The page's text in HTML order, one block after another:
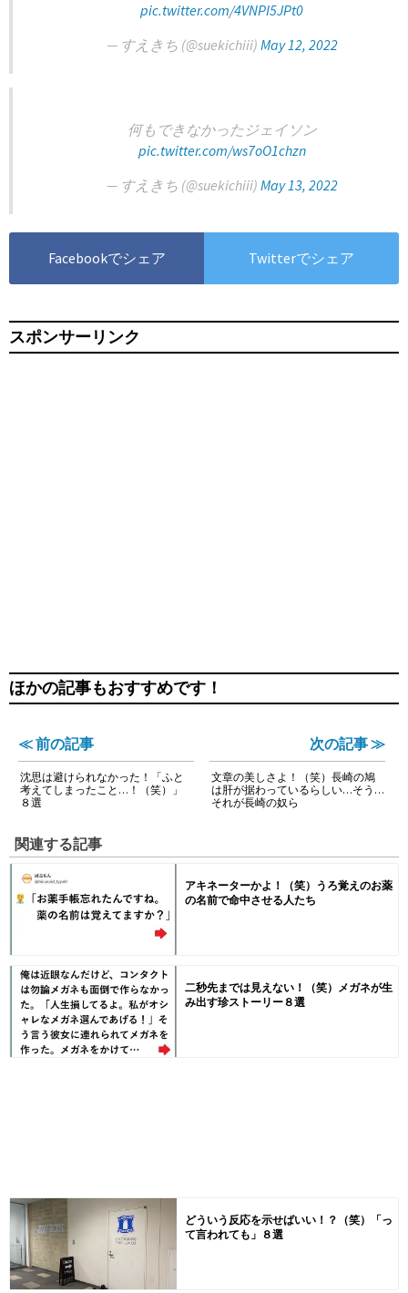
pic.twitter.com/4VNPI5JPt0
— すえきち (@suekichiii) May 12, 2022
何もできなかったジェイソン
pic.twitter.com/ws7oO1chzn
— すえきち (@suekichiii) May 13, 2022
Facebookでシェア Twitterでシェア
スポンサーリンク
ほかの記事もおすすめです！
≪ 前の記事
沈思は避けられなかった！「ふと
考えてしまったこと…！（笑）」
８選
次の記事 ≫
文章の美しさよ！（笑）長崎の鳩
は肝が据わっているらしい…そう…
それが長崎の奴ら
関連する記事
アキネーターかよ！（笑）うろ覚えのお薬
の名前で命中させる人たち
二秒先までは見えない！（笑）メガネが生
み出す珍ストーリー８選
どういう反応を示せばいい！？（笑）「っ
て言われても」８選